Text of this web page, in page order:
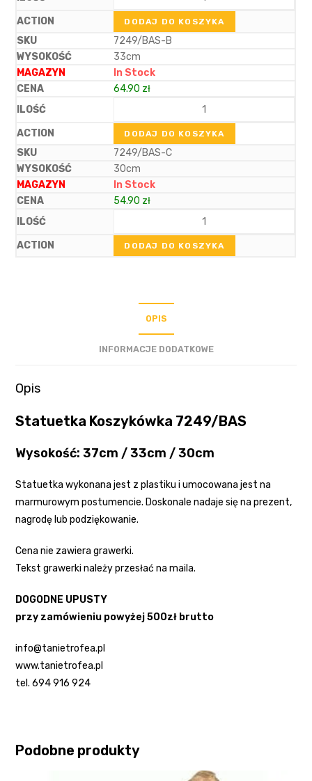
DODAJ DO KOSZYKA
7249/BAS-B
33cm
In Stock
64.90 zł
DODAJ DO KOSZYKA
7249/BAS-C
30cm
In Stock
54.90 zł
DODAJ DO KOSZYKA
OPIS
INFORMACJE DODATKOWE
Opis
Statuetka Koszykówka 7249/BAS
Wysokość: 37cm / 33cm / 30cm
Statuetka wykonana jest z plastiku i umocowana jest na
marmurowym postumencie. Doskonale nadaje się na prezent,
nagrodę lub podziękowanie.
Cena nie zawiera grawerki.
Tekst grawerki należy przesłać na maila.
DOGODNE UPUSTY
przy zamówieniu powyżej 500zł brutto
info@tanietrofea.pl
www.tanietrofea.pl
tel. 694 916 924
Podobne produkty